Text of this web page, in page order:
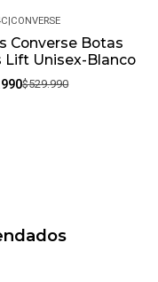
|CONVERSE
Converse Botas
Lift Unisex-Blanco
$529.990